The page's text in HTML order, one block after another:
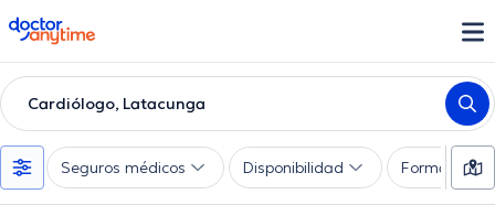
doctoranytime
Cardiólogo, Latacunga
Seguros médicos Disponibilidad Formas de